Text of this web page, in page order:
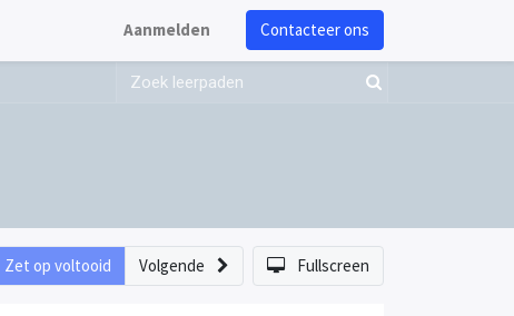
Aanmelden Contacteer ons
Zet op voltooid Volgende Fullscreen